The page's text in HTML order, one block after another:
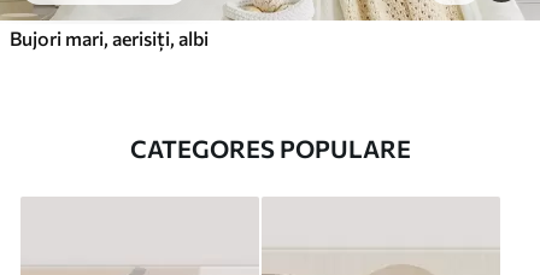
Bujori mari, aerisiți, albi
CATEGORES POPULARE